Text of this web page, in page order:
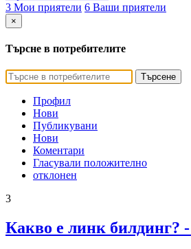
3 Мои приятели 6 Ваши приятели
×
Търсне в потребителите
Търсене
Профил
Нови
Публикувани
Нови
Коментари
Гласували положително
отклонен
3
Какво е линк билдинг?